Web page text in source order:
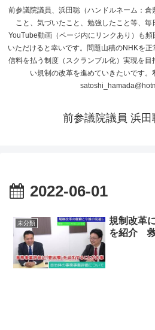
前参議院議員、浜田聡（ハンドルネーム：
こと、気づいたこと、勉強したこと等、毎
YouTube動画（ページ内にリンクあり）も
いただけると幸いです。問題山積のNHKを
信料を払う制度（スクランブル化）実現を
い規制の改革を進めていきたいです
前参議院議員 浜田
2022-06-01
未分類
規制改革
を紹介 救